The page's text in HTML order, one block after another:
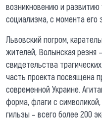
возникновению и развитию
социализма, с момента
Львовский погром,
жителей, Волынская резня
свидетельства
часть проекта посвящена
современной Украине.
форма, флаги с
гильзы – всего более 200